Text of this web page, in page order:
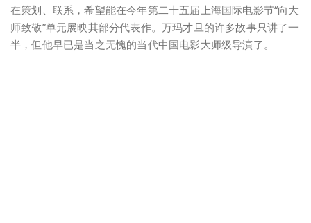
在策划、联系，希望能在今年第二十五届上海国际电影节“向大
师致敬”单元展映其部分代表作。万玛才旦的许多故事只讲了一
半，但他早已是当之无愧的当代中国电影大师级导演了。